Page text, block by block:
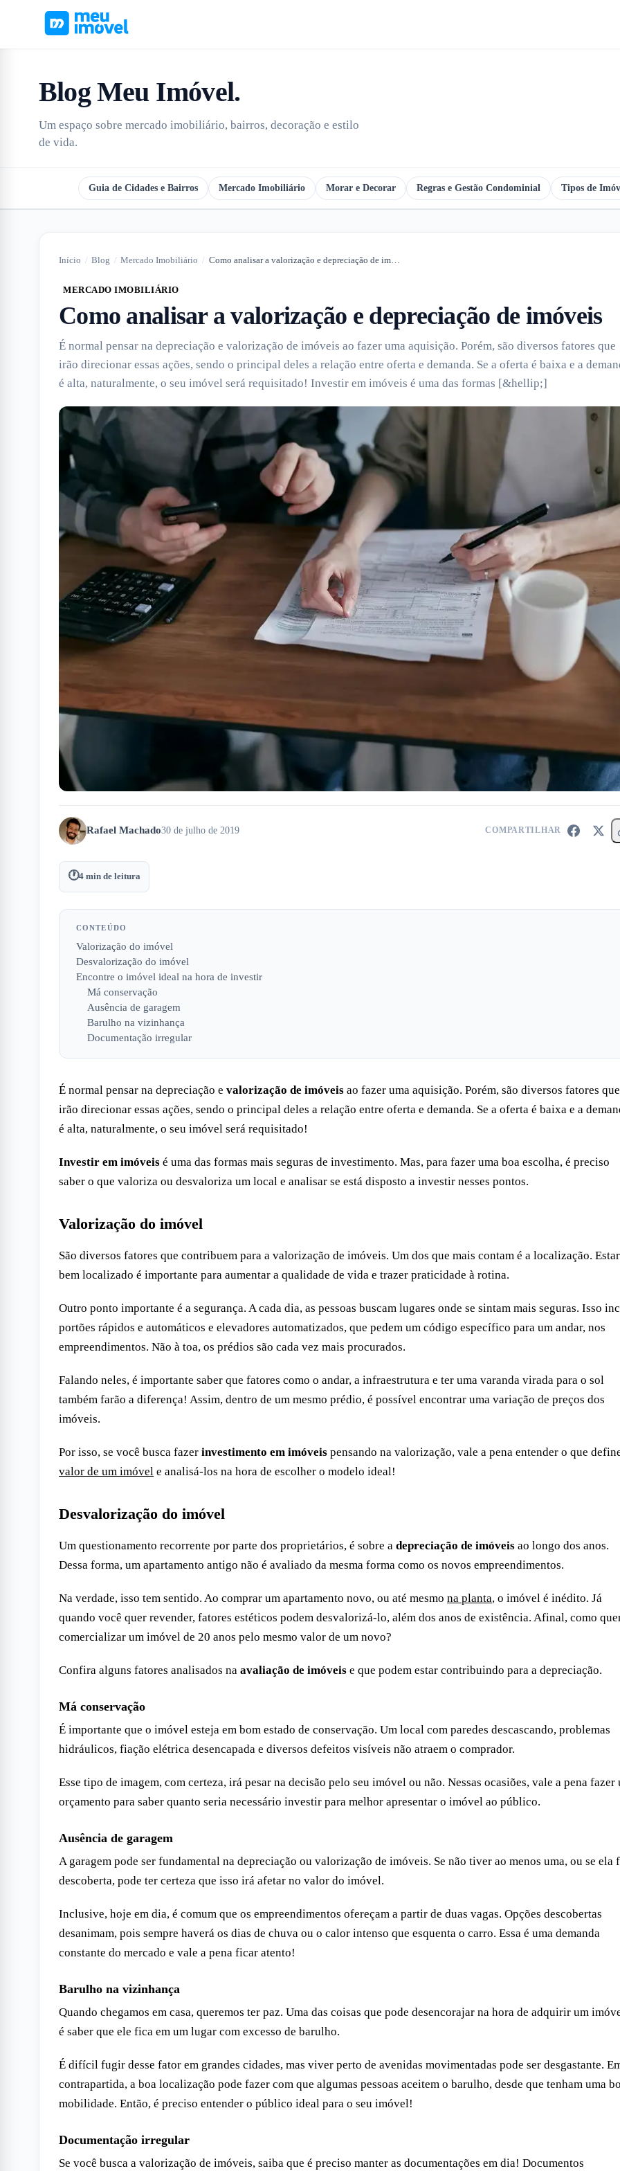
Blog Meu Imóvel.
Um espaço sobre mercado imobiliário, bairros, decoração e estilo
de vida.
Guia de Cidades e Bairros Mercado Imobiliário Morar e Decorar Regras e Gestão Condominial Tipos de
Início / Blog / Mercado Imobiliário / Como analisar a valorização e depreciação de imóveis
MERCADO IMOBILIÁRIO
Como analisar a valorização e depreciação de imóveis
É normal pensar na depreciação e valorização de imóveis ao fazer uma aquisição. Porém, são diversos fatores que
irão direcionar essas ações, sendo o principal deles a relação entre oferta e demanda. Se a oferta é baixa e a
é alta, naturalmente, o seu imóvel será requisitado! Investir em imóveis é uma das formas [&hellip;]
Rafael Machado30 de julho de 2019 COMPARTILHAR
🕐4 min de leitura
CONTEÚDO
Valorização do imóvel
Desvalorização do imóvel
Encontre o imóvel ideal na hora de investir
Má conservação
Ausência de garagem
Barulho na vizinhança
Documentação irregular
É normal pensar na depreciação e valorização de imóveis ao fazer uma aquisição. Porém, são diversos fatores que
irão direcionar essas ações, sendo o principal deles a relação entre oferta e demanda. Se a oferta é baixa e a
é alta, naturalmente, o seu imóvel será requisitado!
Investir em imóveis é uma das formas mais seguras de investimento. Mas, para fazer uma boa escolha, é preciso
saber o que valoriza ou desvaloriza um local e analisar se está disposto a investir nesses pontos.
Valorização do imóvel
São diversos fatores que contribuem para a valorização de imóveis. Um dos que mais contam é a localização. Estar
bem localizado é importante para aumentar a qualidade de vida e trazer praticidade à rotina.
Outro ponto importante é a segurança. A cada dia, as pessoas buscam lugares onde se sintam mais seguras. Isso
portões rápidos e automáticos e elevadores automatizados, que pedem um código específico para um andar, nos
empreendimentos. Não à toa, os prédios são cada vez mais procurados.
Falando neles, é importante saber que fatores como o andar, a infraestrutura e ter uma varanda virada para o sol
também farão a diferença! Assim, dentro de um mesmo prédio, é possível encontrar uma variação de preços dos
imóveis.
Por isso, se você busca fazer investimento em imóveis pensando na valorização, vale a pena entender o que
valor de um imóvel e analisá-los na hora de escolher o modelo ideal!
Desvalorização do imóvel
Um questionamento recorrente por parte dos proprietários, é sobre a depreciação de imóveis ao longo dos anos.
Dessa forma, um apartamento antigo não é avaliado da mesma forma como os novos empreendimentos.
Na verdade, isso tem sentido. Ao comprar um apartamento novo, ou até mesmo na planta, o imóvel é inédito. Já
quando você quer revender, fatores estéticos podem desvalorizá-lo, além dos anos de existência. Afinal, como
comercializar um imóvel de 20 anos pelo mesmo valor de um novo?
Confira alguns fatores analisados na avaliação de imóveis e que podem estar contribuindo para a depreciação.
Má conservação
É importante que o imóvel esteja em bom estado de conservação. Um local com paredes descascando, problemas
hidráulicos, fiação elétrica desencapada e diversos defeitos visíveis não atraem o comprador.
Esse tipo de imagem, com certeza, irá pesar na decisão pelo seu imóvel ou não. Nessas ocasiões, vale a pena fazer
orçamento para saber quanto seria necessário investir para melhor apresentar o imóvel ao público.
Ausência de garagem
A garagem pode ser fundamental na depreciação ou valorização de imóveis. Se não tiver ao menos uma, ou se ela
descoberta, pode ter certeza que isso irá afetar no valor do imóvel.
Inclusive, hoje em dia, é comum que os empreendimentos ofereçam a partir de duas vagas. Opções descobertas
desanimam, pois sempre haverá os dias de chuva ou o calor intenso que esquenta o carro. Essa é uma demanda
constante do mercado e vale a pena ficar atento!
Barulho na vizinhança
Quando chegamos em casa, queremos ter paz. Uma das coisas que pode desencorajar na hora de adquirir um
é saber que ele fica em um lugar com excesso de barulho.
É difícil fugir desse fator em grandes cidades, mas viver perto de avenidas movimentadas pode ser desgastante.
contrapartida, a boa localização pode fazer com que algumas pessoas aceitem o barulho, desde que tenham uma
mobilidade. Então, é preciso entender o público ideal para o seu imóvel!
Documentação irregular
Se você busca a valorização de imóveis, saiba que é preciso manter as documentações em dia! Documentos